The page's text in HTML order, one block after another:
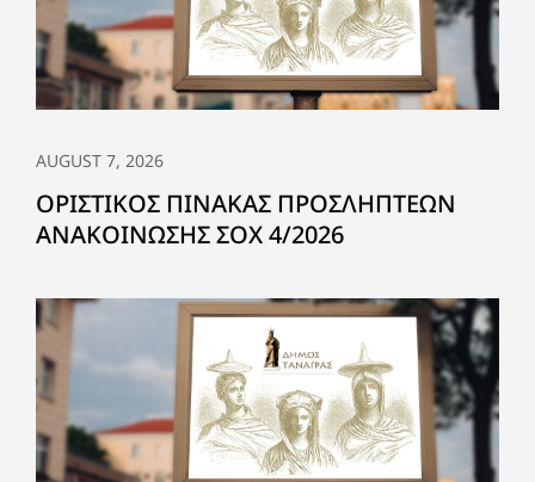
AUGUST 7, 2026
ΟΡΙΣΤΙΚΟΣ ΠΙΝΑΚΑΣ ΠΡΟΣΛΗΠΤΕΩΝ
ΑΝΑΚΟΙΝΩΣΗΣ ΣΟΧ 4/2026